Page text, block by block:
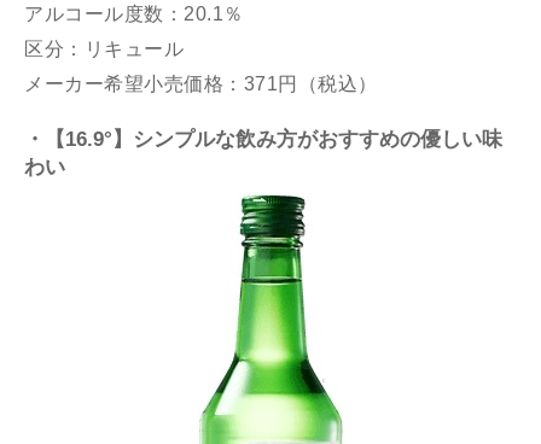
アルコール度数：20.1％
区分：リキュール
メーカー希望小売価格：371円（税込）
・【16.9°】シンプルな飲み方がおすすめの優しい味
わい